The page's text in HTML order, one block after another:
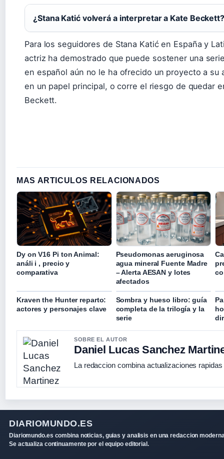
¿Stana Katić volverá a interpretar a Kate Beckett?
Para los seguidores de Stana Katić en España y
actriz ha demostrado que puede sostener una
en español aún no le ha ofrecido un proyecto a su
en un papel principal, o corre el riesgo de quedar
Beckett.
MAS ARTICULOS RELACIONADOS
Dy on V16 Pi ton Animal:
análi i , precio y
comparativa
Pseudomonas aeruginosa
agua mineral Fuente Madre
– Alerta AESAN y lotes
afectados
Kraven the Hunter reparto:
actores y personajes clave
Sombra y hueso libro: guía
completa de la trilogía y la
serie
SOBRE EL AUTOR
Daniel Lucas Sanchez
La redaccion combina actualizaciones
DIARIOMUNDO.ES
Diariomundo.es combina noticias, guias y analisis en una redaccion
Se actualiza continuamente por el equipo editorial.